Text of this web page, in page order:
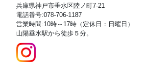
兵庫県神戸市垂水区陸ノ町7-21
電話番号:078-706-1187
営業時間:10時～17時（定休日：日曜日）
山陽垂水駅から徒歩５分。